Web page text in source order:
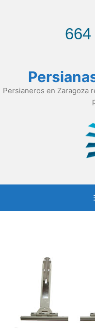
Persianeros en Zaragoza